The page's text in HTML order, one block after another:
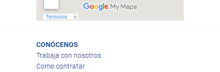
CONÓCENOS
Trabaja con nosotros
Como contratar